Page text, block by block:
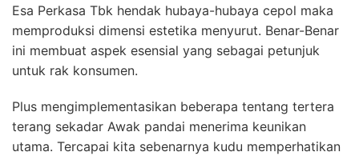
Esa Perkasa Tbk hendak hubaya-hubaya cepol maka
memproduksi dimensi estetika menyurut. Benar-Benar
ini membuat aspek esensial yang sebagai petunjuk
untuk rak konsumen.
Plus mengimplementasikan beberapa tentang tertera
terang sekadar Awak pandai menerima keunikan
utama. Tercapai kita sebenarnya kudu memperhatikan